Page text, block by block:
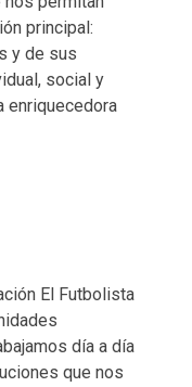
principal:
y de sus
social y
enriquecedora
El Futbolista
día a día
que nos